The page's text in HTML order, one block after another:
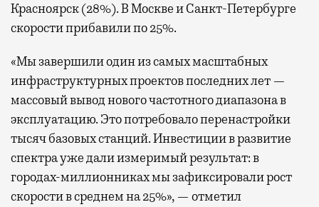
Красноярск (28%). В Москве и Санкт-Петербурге
скорости прибавили по 25%.
«Мы завершили один из самых масштабных
инфраструктурных проектов последних лет —
массовый вывод нового частотного диапазона в
эксплуатацию. Это потребовало перенастройки
тысяч базовых станций. Инвестиции в развитие
спектра уже дали измеримый результат: в
городах-миллионниках мы зафиксировали рост
скорости в среднем на 25%», — отметил